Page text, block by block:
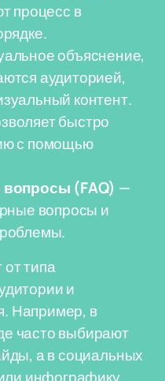
процесс в
объяснение,
аудиторией,
контент.
быстро
с помощью
(FAQ) —
вопросы и
типа
и
Например, в
часто выбирают
а в социальных